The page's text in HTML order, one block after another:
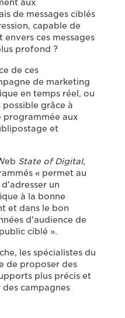
aux
de messages ciblés
capable de
ces messages
profond ?
de ces
de marketing
en temps réel, ou
possible grâce à
programmée aux
et
State of Digital,
« permet au
un
à la bonne
et dans le bon
d'audience de
ciblé ».
les spécialistes du
de proposer des
plus précis et
des campagnes